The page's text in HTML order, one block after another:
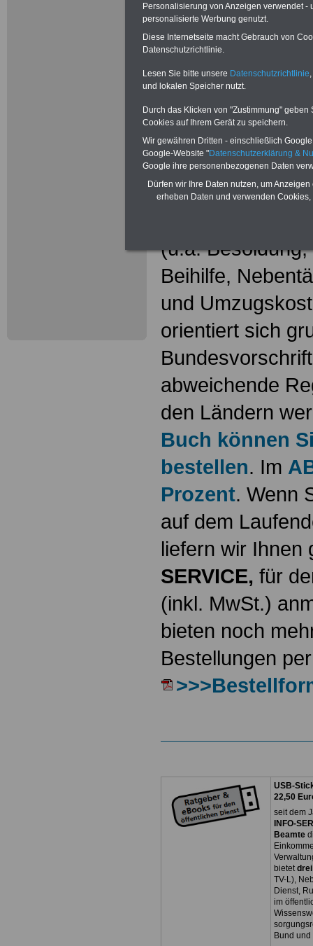
Neu
Beamte
Das beliebte
und Beamte"
(u.a.
Beihilfe,
und
orientiert sich
abweichende
den Ländern
Buch können
bestellen. Im
Prozent. Wenn
auf dem
liefern wir
SERVICE, für
(inkl. MwSt.)
bieten noch
Bestellungen
USB-
22,50
seit dem
INFO-
Beamte
bietet
TV-L),
Dienst,
im
Bund
Personalisierung von Anzeigen verwendet
personalisierte Werbung genutzt.
Diese Internetseite macht Gebrauch von
Datenschutzrichtlinie.
Lesen Sie bitte unsere Datenschutzrichtlinie
und lokalen Speicher nutzt.
Durch das Klicken von "Zustimmung"
Cookies auf Ihrem Gerät zu speichern.
Wir gewähren Dritten - einschließlich
Google-Website "Datenschutzerklärung &
Google ihre personenbezogenen Daten
Dürfen wir Ihre Daten nutzen, um
erheben Daten und verwenden